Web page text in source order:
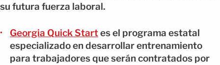
su futura fuerza laboral.
Georgia Quick Startes el programa estatal
especializado en desarrollar entrenamiento
para trabajadores que serán contratados por